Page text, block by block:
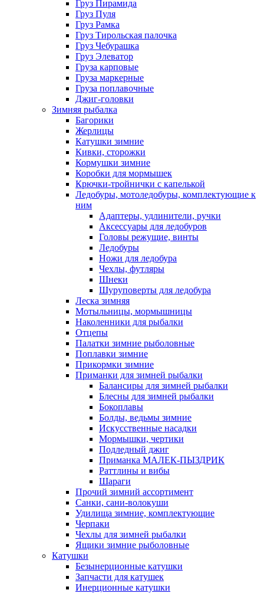
Груз Пирамида
Груз Пуля
Груз Рамка
Груз Тирольская палочка
Груз Чебурашка
Груз Элеватор
Груза карповые
Груза маркерные
Груза поплавочные
Джиг-головки
Зимняя рыбалка
Багорики
Жерлицы
Катушки зимние
Кивки, сторожки
Кормушки зимние
Коробки для мормышек
Крючки-тройнички с капелькой
Ледобуры, мотоледобуры, комплектующие к
ним
Адаптеры, удлинители, ручки
Аксессуары для ледобуров
Головы режущие, винты
Ледобуры
Ножи для ледобура
Чехлы, футляры
Шнеки
Шуруповерты для ледобура
Леска зимняя
Мотыльницы, мормышницы
Наколенники для рыбалки
Отцепы
Палатки зимние рыболовные
Поплавки зимние
Прикормки зимние
Приманки для зимней рыбалки
Балансиры для зимней рыбалки
Блесны для зимней рыбалки
Бокоплавы
Болды, ведьмы зимние
Искусственные насадки
Мормышки, чертики
Подледный джиг
Приманка МАЛЕК-ПЫЗДРИК
Раттлины и вибы
Шараги
Прочий зимний ассортимент
Санки, сани-волокуши
Удилища зимние, комплектующие
Черпаки
Чехлы для зимней рыбалки
Ящики зимние рыболовные
Катушки
Безынерционные катушки
Запчасти для катушек
Инерционные катушки